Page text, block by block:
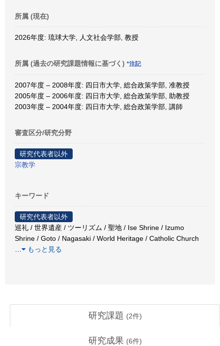
所属 (現在)
2026年度: 琉球大学, 人文社会学部, 教授
所属 (過去の研究課題情報に基づく) *注記
2007年度 – 2008年度: 四日市大学, 総合政策学部, 准教授
2005年度 – 2006年度: 四日市大学, 総合政策学部, 助教授
2003年度 – 2004年度: 四日市大学, 総合政策学部, 講師
審査区分/研究分野
研究代表者以外
宗教学
キーワード
研究代表者以外
巡礼 / 世界遺産 / ツーリズム / 聖地 / Ise Shrine / Izumo
Shrine / Goto / Nagasaki / World Heritage / Catholic Church
もっと見る
研究課題 (2件)
研究成果 (6件)